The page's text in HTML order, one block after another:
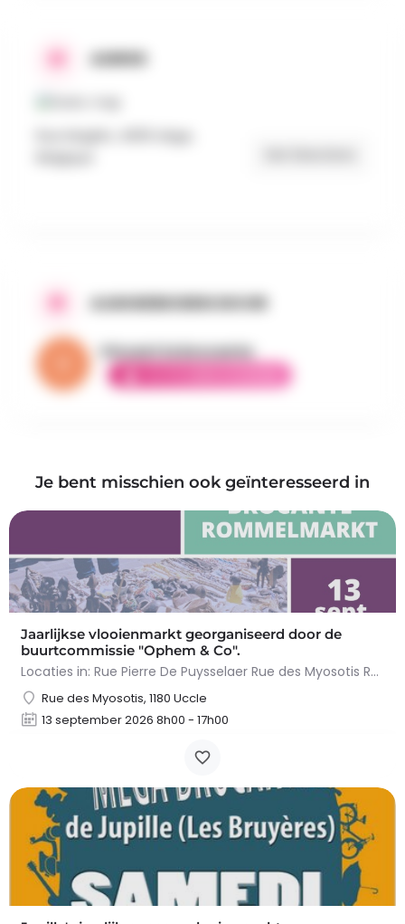
ADRES
AANGEBODEN DOOR
Vincent la brocante
Je bent misschien ook geïnteresseerd in
Jaarlijkse vlooienmarkt georganiseerd door de
buurtcommissie "Ophem & Co".
Locaties in: Rue Pierre De Puysselaer Rue des Myosotis Rue Molenvelt Rue Egide Van Ophem Registreer je…
Rue des Myosotis, 1180 Uccle
13 september 2026 8h00 - 17h00